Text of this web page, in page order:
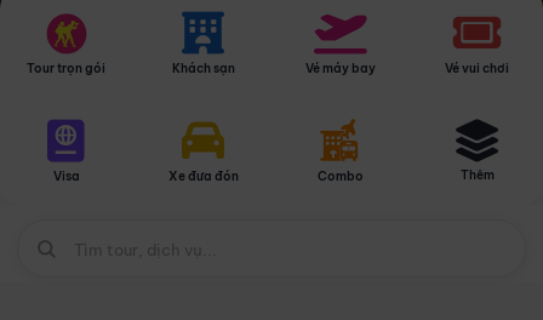
Tour trọn gói Khách sạn Vé máy bay Vé vui chơi
Visa Xe đưa đón Combo Thêm